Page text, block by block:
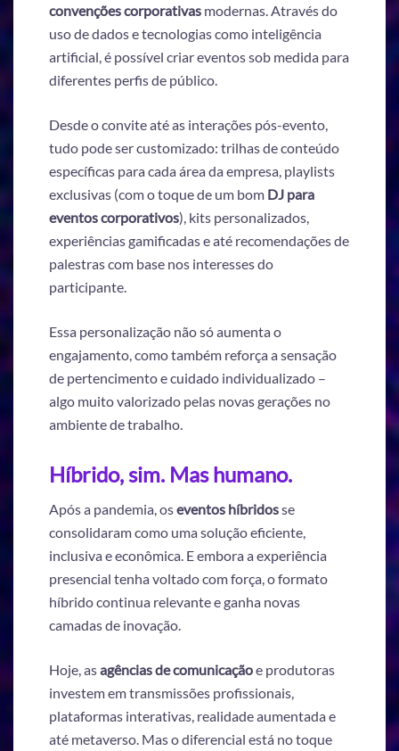
convenções corporativas modernas. Através do
uso de dados e tecnologias como inteligência
artificial, é possível criar eventos sob medida para
diferentes perfis de público.
Desde o convite até as interações pós-evento,
tudo pode ser customizado: trilhas de conteúdo
específicas para cada área da empresa, playlists
exclusivas (com o toque de um bom DJ para
eventos corporativos), kits personalizados,
experiências gamificadas e até recomendações de
palestras com base nos interesses do
participante.
Essa personalização não só aumenta o
engajamento, como também reforça a sensação
de pertencimento e cuidado individualizado –
algo muito valorizado pelas novas gerações no
ambiente de trabalho.
Híbrido, sim. Mas humano.
Após a pandemia, oseventos híbridosse
consolidaram como uma solução eficiente,
inclusiva e econômica. E embora a experiência
presencial tenha voltado com força, o formato
híbrido continua relevante e ganha novas
camadas de inovação.
Hoje, asagências de comunicaçãoe produtoras
investem em transmissões profissionais,
plataformas interativas, realidade aumentada e
até metaverso. Mas o diferencial está no toque